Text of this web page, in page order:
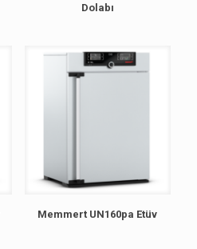
Dolabı
Memmert UN160pa Etüv